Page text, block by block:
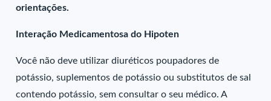
orientações.
Interação Medicamentosa do Hipoten
Você não deve utilizar diuréticos poupadores de
potássio, suplementos de potássio ou substitutos de sal
contendo potássio, sem consultar o seu médico. A